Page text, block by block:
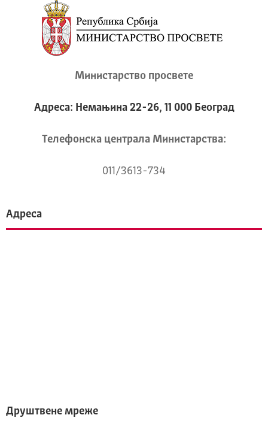
Министарство просвете
Адреса: Немањина 22-26, 11 000 Београд
Телeфонска централа Mинистарства:
011/3613-734
Адреса
Друштвене мреже